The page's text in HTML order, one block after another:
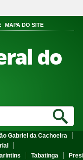
MAPA DO SITE
do
Gabriel da Cachoeira
Tabatinga